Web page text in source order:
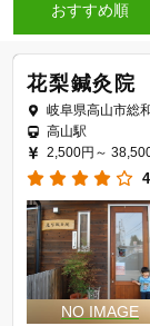
おすすめ順
花梨鍼灸院
岐阜県高山市総
高山駅
2,500円～